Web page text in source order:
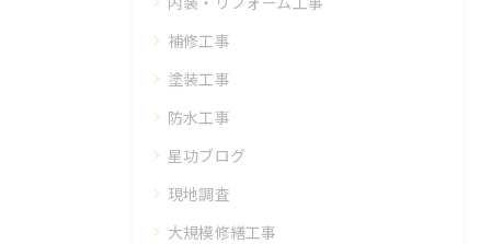
補修工事
塗装工事
防水工事
星功ブログ
現地調査
大規模修繕工事